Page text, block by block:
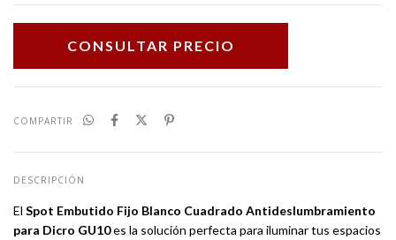
COMPARTIR
DESCRIPCIÓN
El Spot Embutido Fijo Blanco Cuadrado Antideslumbramiento
para Dicro GU10es la solución perfecta para iluminar tus espacios